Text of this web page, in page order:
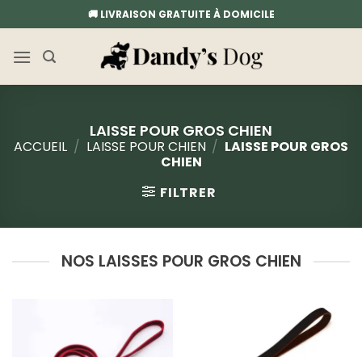
au
contenu
🚚 LIVRAISON GRATUITE À DOMICILE
LAISSE POUR GROS CHIEN
ACCUEIL / LAISSE POUR CHIEN / LAISSE POUR GROS
CHIEN
FILTRER
NOS LAISSES POUR GROS CHIEN